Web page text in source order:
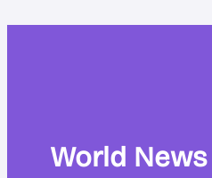
World News